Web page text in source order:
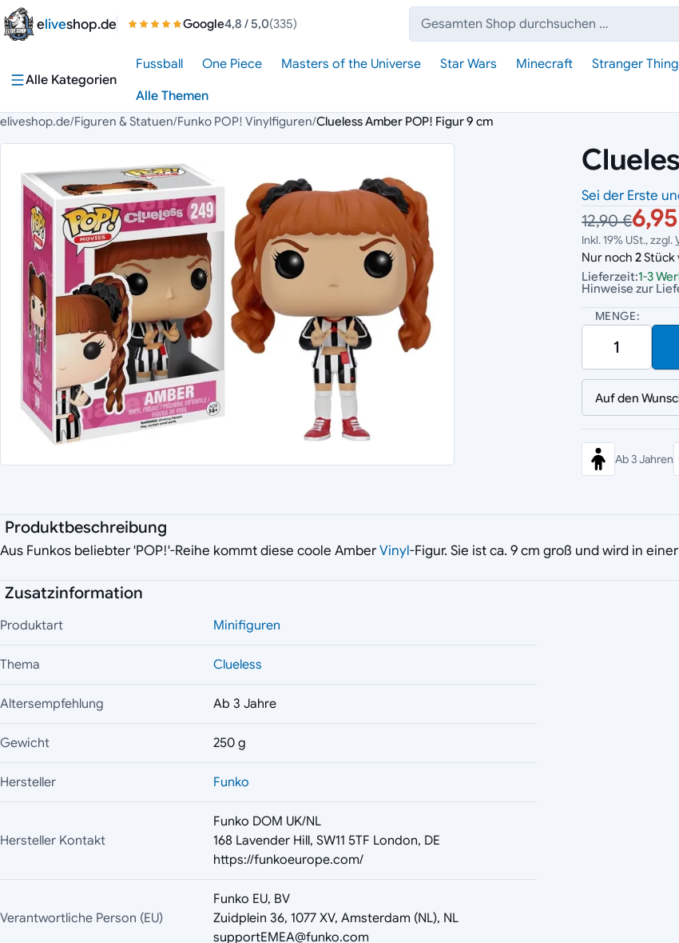
Zum Inhalt springen
eliveshop.de Google4,8 / 5,0(335)
Suche:
Alle Kategorien
Fussball One Piece Masters of the Universe Star Wars Minecraft Stranger
Alle Themen
eliveshop.de/Figuren & Statuen/Funko POP! Vinylfiguren/Clueless Amber POP! Figur 9 cm
Sei der Erste
12,90 €
Inkl. 19% USt., zzgl.
Nur noch2Stück
Lieferzeit:1-3
Hinweise zur
MENGE:
Auf den
Ab 3 Jahren
Produktbeschreibung
Aus Funkos beliebter 'POP!'-Reihe kommt diese coole AmberVinyl-Figur. Sie ist ca. 9 cm groß und wird in
Zusatzinformation
Produktart Minifiguren
Thema Clueless
Altersempfehlung Ab 3 Jahre
Gewicht 250 g
Hersteller Funko
Hersteller Kontakt
Funko DOM UK/NL
168 Lavender Hill, SW11 5TF London, DE
https://funkoeurope.com/
Verantwortliche Person (EU)
Funko EU, BV
Zuidplein 36, 1077 XV, Amsterdam (NL), NL
supportEMEA@funko.com